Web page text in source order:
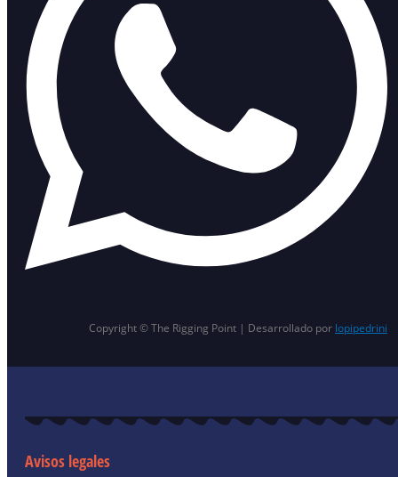
Copyright © The Rigging Point | Desarrollado por lopipedrini
Avisos legales